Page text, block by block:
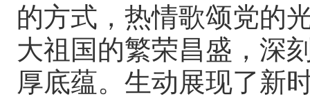
的方式，热情歌颂党的
大祖国的繁荣昌盛，深
厚底蕴。生动展现了新